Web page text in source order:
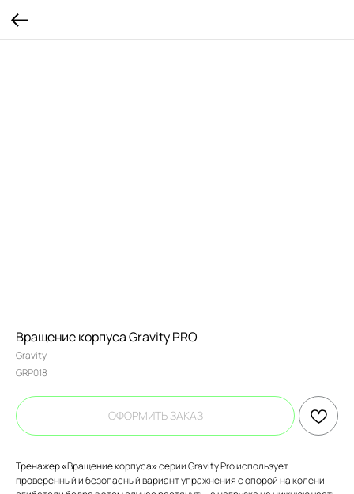
Вращение корпуса Gravity PRO
Gravity
GRP018
ОФОРМИТЬ ЗАКАЗ
Тренажер «Вращение корпуса» серии Gravity Pro использует
проверенный и безопасный вариант упражнения с опорой на колени –